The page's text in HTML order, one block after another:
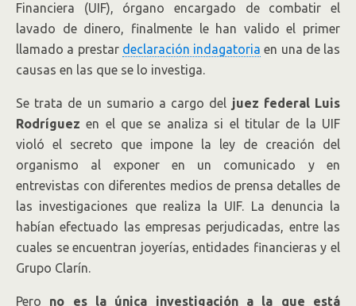
Financiera (UIF), órgano encargado de combatir el
lavado de dinero, finalmente le han valido el primer
llamado a prestar declaración indagatoria en una de las
causas en las que se lo investiga.
Se trata de un sumario a cargo del juez federal Luis
Rodríguez en el que se analiza si el titular de la UIF
violó el secreto que impone la ley de creación del
organismo al exponer en un comunicado y en
entrevistas con diferentes medios de prensa detalles de
las investigaciones que realiza la UIF. La denuncia la
habían efectuado las empresas perjudicadas, entre las
cuales se encuentran joyerías, entidades financieras y el
Grupo Clarín.
Pero no es la única investigación a la que está